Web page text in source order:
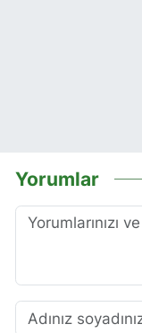
Yorumlar